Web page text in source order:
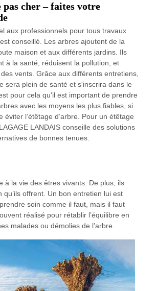
pas cher – faites votre
aux professionnels pour tous travaux
conseillé. Les arbres ajoutent de la
maison et aux différents jardins. Ils
à la santé, réduisent la pollution, et
vents. Grâce aux différents entretiens,
sera plein de santé et s'inscrira dans le
pour cela qu'il est important de prendre
avec les moyens les plus fiables, si
éviter l’étêtage d’arbre. Pour un étêtage
LANDAIS conseille des solutions
de bonnes tenues.
à la vie des êtres vivants. De plus, ils
offrent. Un bon entretien lui est
soin comme il faut, mais il faut
réalisé pour rétablir l’équilibre en
malades ou démolies de l’arbre.